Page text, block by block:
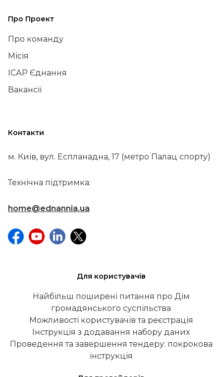
Про Проект
Про команду
Місія
ІСАР Єднання
Вакансії
Контакти
м. Київ, вул. Еспланадна, 17 (метро Палац спорту)
Технічна підтримка:
home@ednannia.ua
Для користувачів
Найбільш поширені питання про Дім
громадянського суспільства
Можливості користувачів та реєстрація
Інструкція з додавання набору даних
Проведення та завершення тендеру: покрокова
інструкція